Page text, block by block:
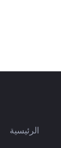
الرئيسية